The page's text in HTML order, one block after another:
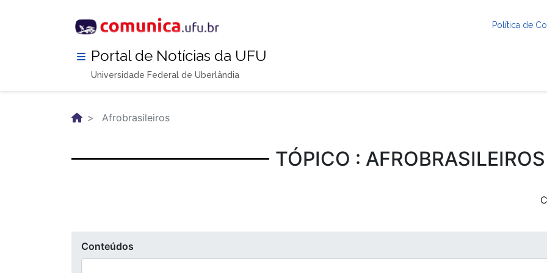
Política de
Portal de Notícias da UFU
Universidade Federal de Uberlândia
Afrobrasileiros
TÓPICO : AFROBRASILEIROS
Conteúdos